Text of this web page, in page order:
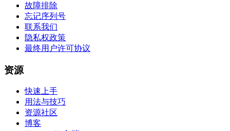
故障排除
忘记序列号
联系我们
隐私权政策
最终用户许可协议
资源
快速上手
用法与技巧
资源社区
博客